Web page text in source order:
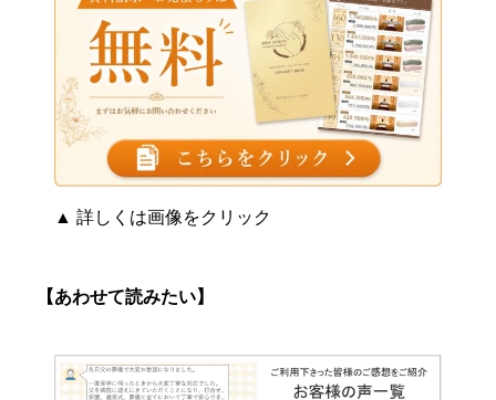
▲ 詳しくは画像をクリック
【あわせて読みたい】